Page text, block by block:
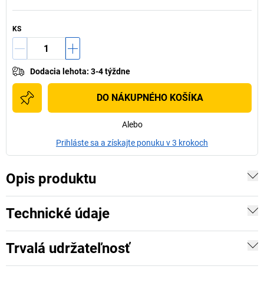
KS
Dodacia lehota: 3-4 týždne
DO NÁKUPNÉHO KOŠÍKA
Alebo
Prihláste sa a získajte ponuku v 3 krokoch
Opis produktu
Technické údaje
Trvalá udržateľnosť